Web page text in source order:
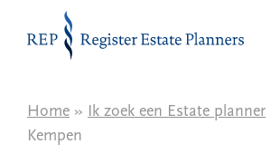
Naar de inhoud
Home » Ik zoek een Estate planner
Kempen